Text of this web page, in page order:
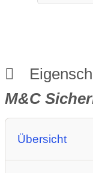
M&C
Übersicht